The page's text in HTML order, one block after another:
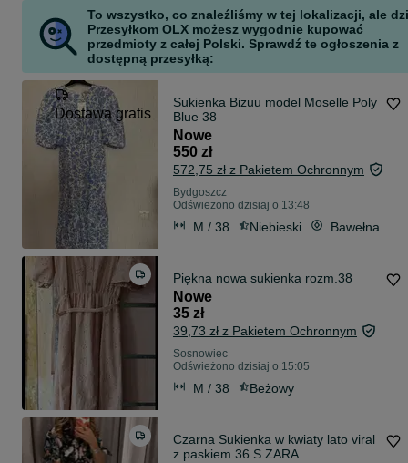
To wszystko, co znaleźliśmy w tej lokalizacji, ale
Przesyłkom OLX możesz wygodnie kupować
przedmioty z całej Polski. Sprawdź te ogłoszenia z
dostępną przesyłką:
Dostawa gratis
Sukienka Bizuu model Moselle Poly
Blue 38
Nowe
550 zł
572,75 zł z Pakietem Ochronnym
Bydgoszcz
Odświeżono dzisiaj o 13:48
M / 38 Niebieski Bawełna
Piękna nowa sukienka rozm.38
Nowe
35 zł
39,73 zł z Pakietem Ochronnym
Sosnowiec
Odświeżono dzisiaj o 15:05
M / 38 Beżowy
Czarna Sukienka w kwiaty lato viral
z paskiem 36 S ZARA